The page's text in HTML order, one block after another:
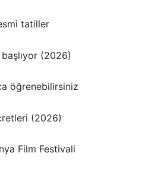
tatiller
(2026)
öğrenebilirsiniz
(2026)
Film Festivali